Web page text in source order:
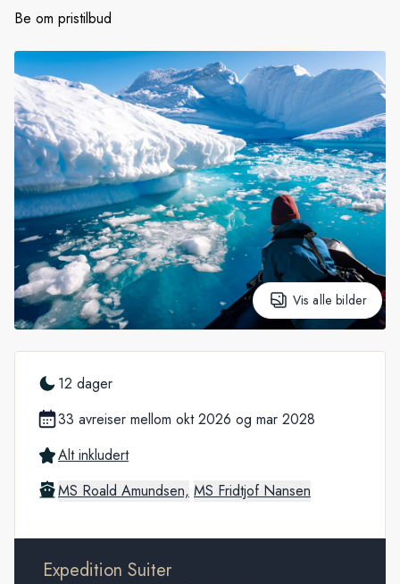
Frankrike
Sverige
Danmark
Norge
Be om pristilbud
Vis alle bilder
12 dager
33 avreiser mellom okt 2026 og mar 2028
Alt inkludert
MS Roald Amundsen, MS Fridtjof Nansen
Expedition Suiter